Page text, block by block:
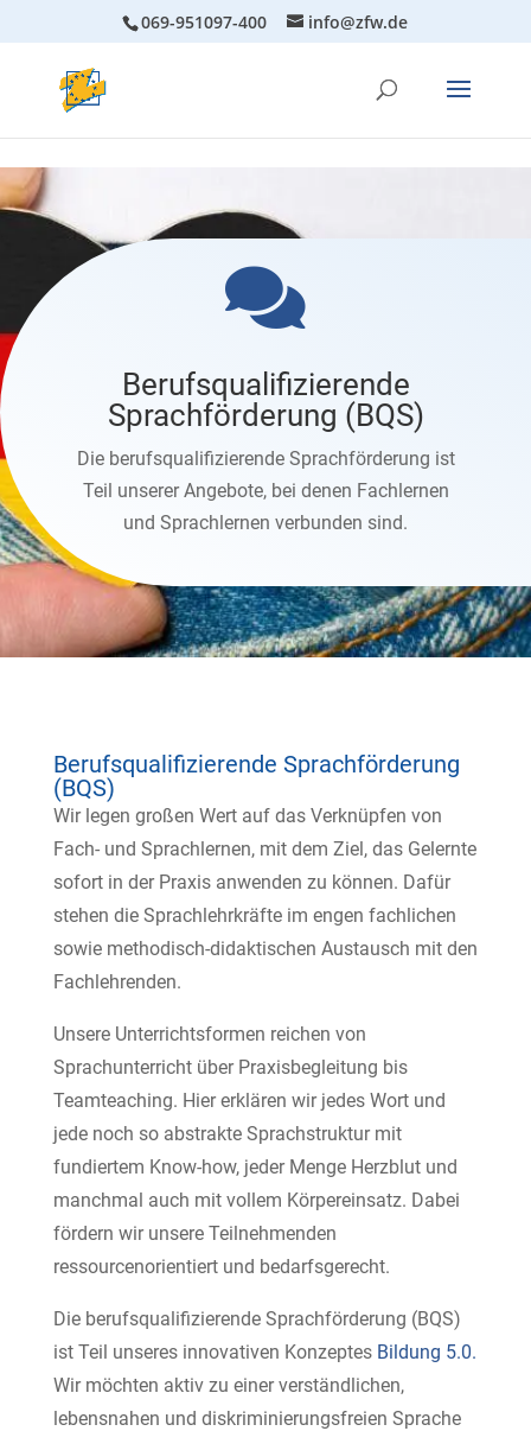
069-951097-400 info@zfw.de

Berufsqualifizierende
Sprachförderung (BQS)
Die berufsqualifizierende Sprachförderung ist
Teil unserer Angebote, bei denen Fachlernen
und Sprachlernen verbunden sind.
Berufsqualifizierende Sprachförderung
(BQS)
Wir legen großen Wert auf das Verknüpfen von
Fach- und Sprachlernen, mit dem Ziel, das Gelernte
sofort in der Praxis anwenden zu können. Dafür
stehen die Sprachlehrkräfte im engen fachlichen
sowie methodisch-didaktischen Austausch mit den
Fachlehrenden.
Unsere Unterrichtsformen reichen von
Sprachunterricht über Praxisbegleitung bis
Teamteaching. Hier erklären wir jedes Wort und
jede noch so abstrakte Sprachstruktur mit
fundiertem Know-how, jeder Menge Herzblut und
manchmal auch mit vollem Körpereinsatz. Dabei
fördern wir unsere Teilnehmenden
ressourcenorientiert und bedarfsgerecht.
Die berufsqualifizierende Sprachförderung (BQS)
ist Teil unseres innovativen Konzeptes Bildung 5.0.
Wir möchten aktiv zu einer verständlichen,
lebensnahen und diskriminierungsfreien Sprache